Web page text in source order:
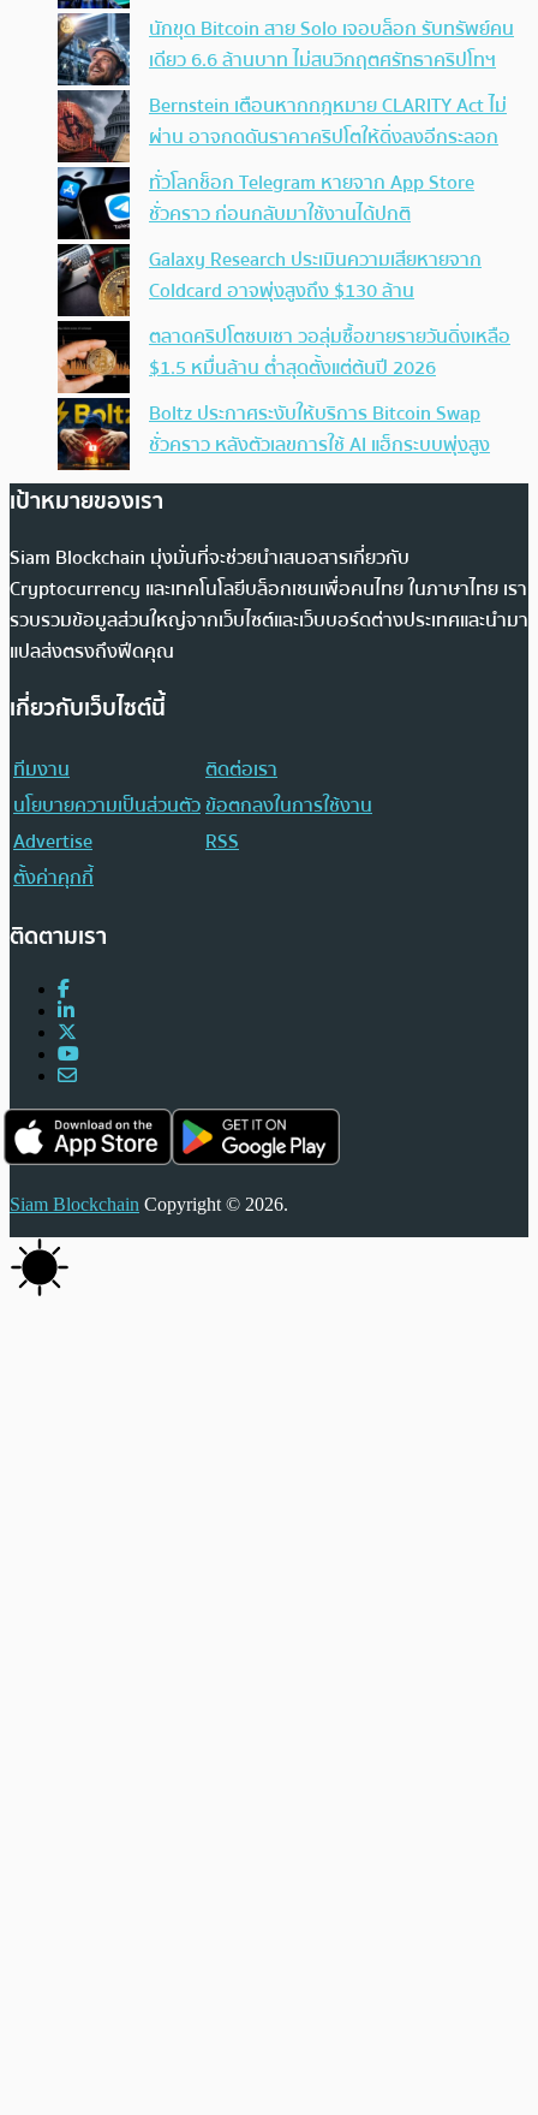
นักขุด Bitcoin สาย Solo เจอบล็อก รับทรัพย์คน
เดียว 6.6 ล้านบาท ไม่สนวิกฤตศรัทธาคริปโทฯ
Bernstein เตือนหากกฎหมาย CLARITY Act ไม่
ผ่าน อาจกดดันราคาคริปโตให้ดิ่งลงอีกระลอก
ทั่วโลกช็อก Telegram หายจาก App Store
ชั่วคราว ก่อนกลับมาใช้งานได้ปกติ
Galaxy Research ประเมินความเสียหายจาก
Coldcard อาจพุ่งสูงถึง $130 ล้าน
ตลาดคริปโตซบเซา วอลุ่มซื้อขายรายวันดิ่งเหลือ
$1.5 หมื่นล้าน ต่ำสุดตั้งแต่ต้นปี 2026
Boltz ประกาศระงับให้บริการ Bitcoin Swap
ชั่วคราว หลังตัวเลขการใช้ AI แฮ็กระบบพุ่งสูง
เป้าหมายของเรา
Siam Blockchain มุ่งมั่นที่จะช่วยนำเสนอสารเกี่ยวกับ
Cryptocurrency และเทคโนโลยีบล็อกเชนเพื่อคนไทย ในภาษาไทย เรา
รวบรวมข้อมูลส่วนใหญ่จากเว็บไซต์และเว็บบอร์ดต่างประเทศและนำมา
แปลส่งตรงถึงฟีดคุณ
เกี่ยวกับเว็บไซต์นี้
ทีมงาน
ติดต่อเรา
นโยบายความเป็นส่วนตัวข้อตกลงในการใช้งาน
Advertise
RSS
ตั้งค่าคุกกี้
ติดตามเรา
Siam Blockchain Copyright © 2026.